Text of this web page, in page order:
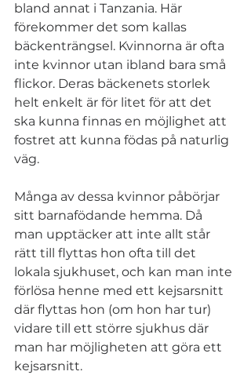
bland annat i Tanzania. Här
förekommer det som kallas
bäckenträngsel. Kvinnorna är ofta
inte kvinnor utan ibland bara små
flickor. Deras bäckenets storlek
helt enkelt är för litet för att det
ska kunna finnas en möjlighet att
fostret att kunna födas på naturlig
väg.
Många av dessa kvinnor påbörjar
sitt barnafödande hemma. Då
man upptäcker att inte allt står
rätt till flyttas hon ofta till det
lokala sjukhuset, och kan man inte
förlösa henne med ett kejsarsnitt
där flyttas hon (om hon har tur)
vidare till ett större sjukhus där
man har möjligheten att göra ett
kejsarsnitt.